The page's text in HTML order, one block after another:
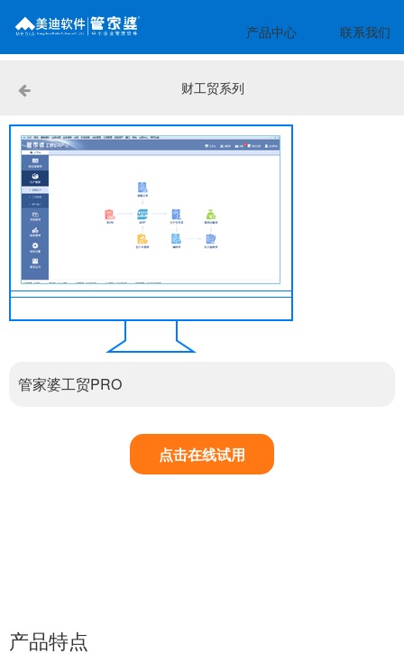
产品中心 联系我们
财工贸系列
管家婆工贸PRO
点击在线试用
产品特点